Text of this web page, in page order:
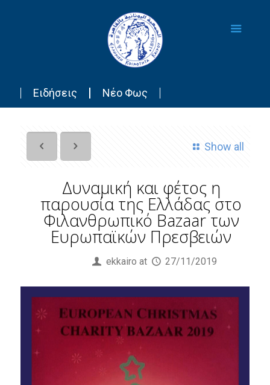
Ειδήσεις Νέο Φως
Show all
Δυναμική και φέτος η
παρουσία της Ελλάδας στο
Φιλανθρωπικό Bazaar των
Ευρωπαϊκών Πρεσβειών
ekkairo at 27/11/2019